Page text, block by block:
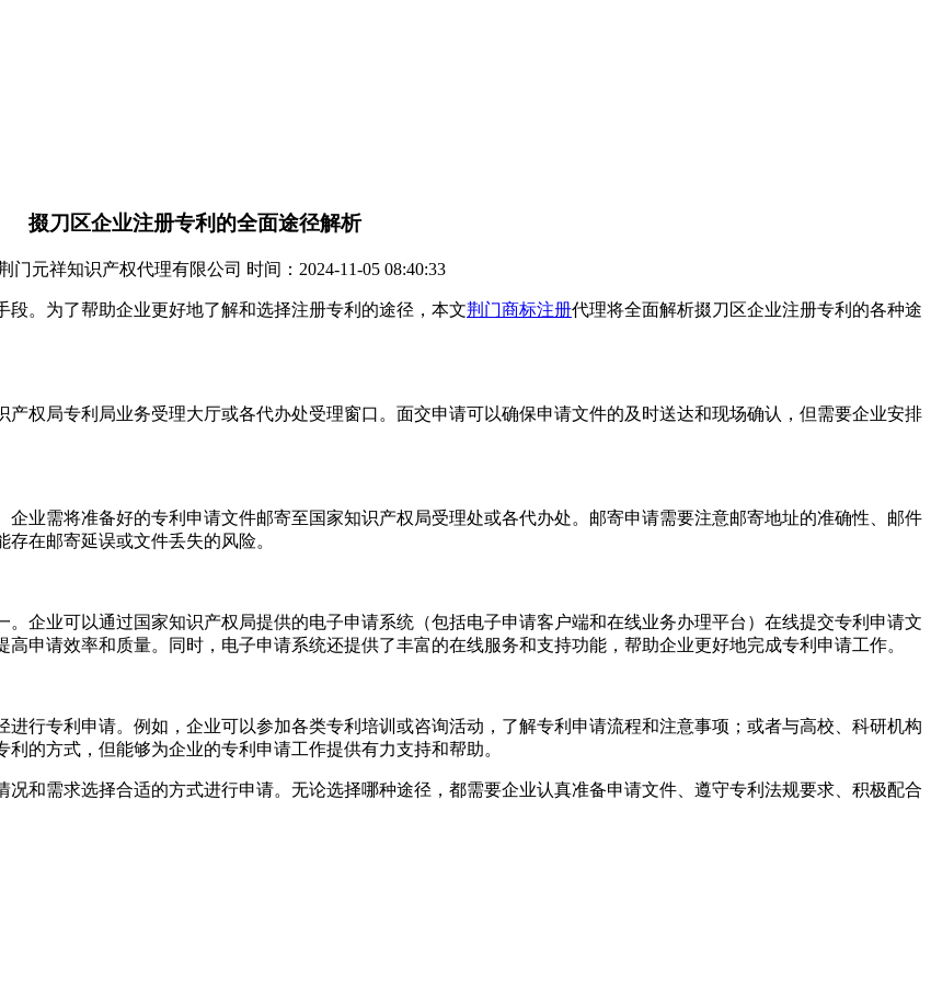
掇刀区企业注册专利的全面途径解析
门元祥知识产权代理有限公司 时间：2024-11-05 08:40:33
。为了帮助企业更好地了解和选择注册专利的途径，本文荆门商标注册代理将全面解析掇刀区企业注册专利的各种途
权局专利局业务受理大厅或各代办处受理窗口。面交申请可以确保申请文件的及时送达和现场确认，但需要企业安排
业需将准备好的专利申请文件邮寄至国家知识产权局受理处或各代办处。邮寄申请需要注意邮寄地址的准确性、邮件
在邮寄延误或文件丢失的风险。
企业可以通过国家知识产权局提供的电子申请系统（包括电子申请客户端和在线业务办理平台）在线提交专利申请文
申请效率和质量。同时，电子申请系统还提供了丰富的在线服务和支持功能，帮助企业更好地完成专利申请工作。
行专利申请。例如，企业可以参加各类专利培训或咨询活动，了解专利申请流程和注意事项；或者与高校、科研机构
的方式，但能够为企业的专利申请工作提供有力支持和帮助。
和需求选择合适的方式进行申请。无论选择哪种途径，都需要企业认真准备申请文件、遵守专利法规要求、积极配合